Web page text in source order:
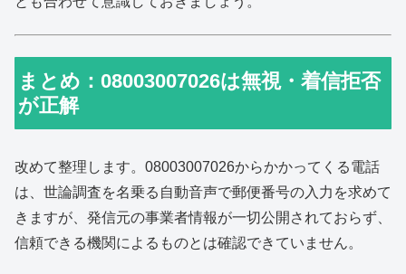
まとめ：08003007026は無視・着信拒否
が正解
改めて整理します。08003007026からかかってくる電話
は、世論調査を名乗る自動音声で郵便番号の入力を求めて
きますが、発信元の事業者情報が一切公開されておらず、
信頼できる機関によるものとは確認できていません。